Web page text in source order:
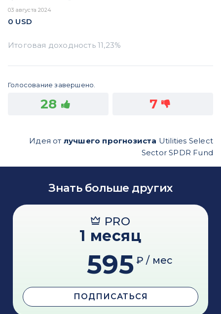
03 августа 2024
0 USD
Голосование завершено.
28 7
Идея от лучшего прогнозиста Utilities Select
Sector SPDR Fund
Знать больше других
PRO
1 месяц
595 ₽ / мес
ПОДПИСАТЬСЯ